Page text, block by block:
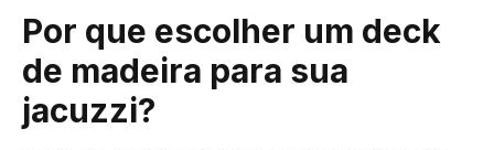
Por que escolher um deck
de madeira para sua
jacuzzi?